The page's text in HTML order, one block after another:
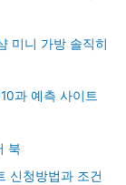
미니 가방 솔직히
과 예측 사이트
북
신청방법과 조건